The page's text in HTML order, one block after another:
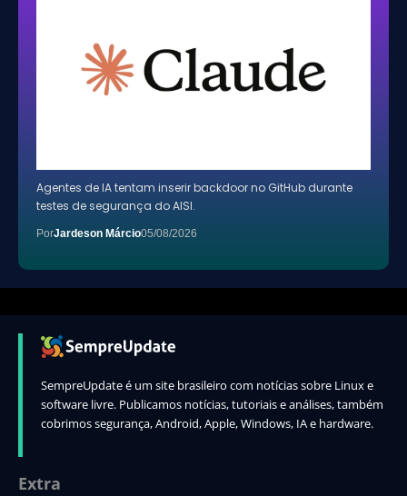
Agentes de IA tentam inserir backdoor no GitHub durante
testes de segurança do AISI.
PorJardeson Márcio05/08/2026
SempreUpdate é um site brasileiro com notícias sobre Linux e
software livre. Publicamos notícias, tutoriais e análises, também
cobrimos segurança, Android, Apple, Windows, IA e hardware.
Extra